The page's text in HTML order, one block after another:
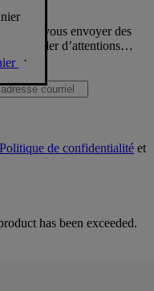
vous envoyer des
combler d’attentions…
Politique de confidentialité et
has been exceeded.